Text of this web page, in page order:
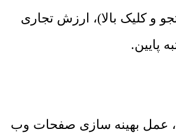
و کلیک بالا)، ارزش تجاری
پایین.
عمل بهینه سازی صفحات وب